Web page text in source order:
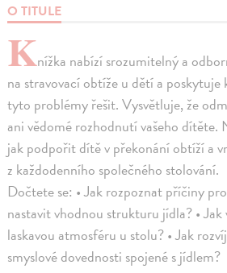
O TITULE
Knížka nabízí srozumitelný a
na stravovací obtíže u dětí a
tyto problémy řešit. Vysvětluje, že
ani vědomé rozhodnutí vašeho dítěte.
jak podpořit dítě v překonání obtíží a
z každodenního společného stolování.
Dočtete se: • Jak rozpoznat příčiny
nastavit vhodnou strukturu jídla? •
laskavou atmosféru u stolu? • Jak
smyslové dovednosti spojené s jídlem?